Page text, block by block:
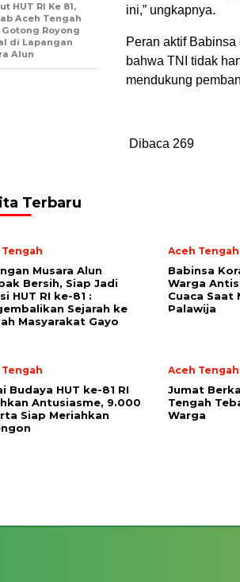
ini,” ungkapnya.
Peran aktif
bahwa TNI tidak
mendukung
Dibaca 269
HUT RI Ke 81,
Aceh Tengah
Gotong Royong
di Lapangan
Alun
Terbaru
Musara Alun
Bersih, Siap Jadi
HUT RI ke-81 :
Sejarah ke
Masyarakat Gayo
Aceh Tengah
‎Babinsa
Warga
Cuaca Saat
Palawija
Budaya HUT ke-81 RI
Antusiasme, 9.000
Siap Meriahkan
Aceh Tengah
Jumat
Tengah
Warga